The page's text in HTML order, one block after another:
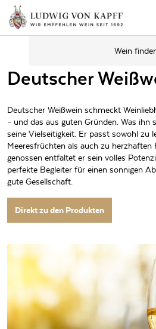
Deutscher
Deutscher Weißwein schmeckt
– und das aus guten Gründen. Was ihn
seine Vielseitigkeit. Er passt sowohl zu
Meeresfrüchten als auch zu herzhaften
genossen entfaltet er sein volles
perfekte Begleiter für einen sonnigen
gute Gesellschaft.
Direkt zu den Produkten